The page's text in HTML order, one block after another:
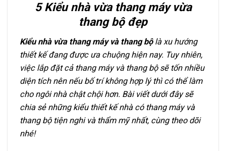
5 Kiểu nhà vừa thang máy vừa
thang bộ đẹp
Kiểu nhà vừa thang máy và thang bộlà xu hướng
thiết kế đang được ưa chuộng hiện nay. Tuy nhiên,
việc lắp đặt cả thang máy và thang bộ sẽ tốn nhiều
diện tích nên nếu bố trí không hợp lý thì có thể làm
cho ngôi nhà chật chội hơn. Bài viết dưới đây sẽ
chia sẻ những kiểu thiết kế nhà có thang máy và
thang bộ tiện nghi và thẩm mỹ nhất, cùng theo dõi
nhé!